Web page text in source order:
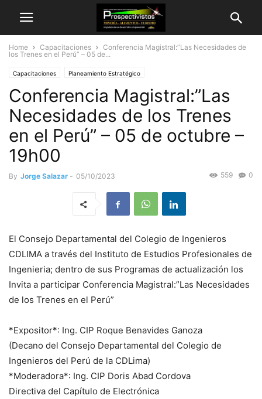
Home Capacitaciones
Conferencia Magistral:”Las Necesidades de
los Trenes en el Perú” – 05 de...
Capacitaciones Planeamiento Estratégico
Conferencia Magistral:”Las
Necesidades de los Trenes
en el Perú” – 05 de octubre –
19h00
By Jorge Salazar - 05/10/2023 0
559
El Consejo Departamental del Colegio de Ingenieros
CDLIMA a través del Instituto de Estudios Profesionales de
Ingenieria; dentro de sus Programas de actualización los
Invita a participar Conferencia Magistral:”Las Necesidades
de los Trenes en el Perú”
*Expositor*: Ing. CIP Roque Benavides Ganoza
(Decano del Consejo Departamental del Colegio de
Ingenieros del Perú de la CDLima)
*Moderadora*: Ing. CIP Doris Abad Cordova
Directiva del Capítulo de Electrónica